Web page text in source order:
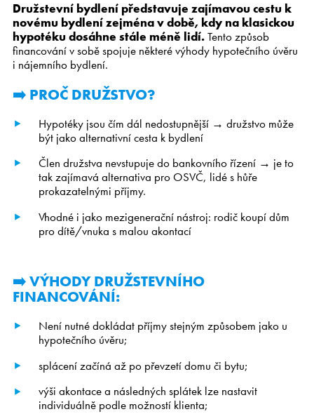
Chci prodat nemovitost
Kontakt
Kariéra
EN
Družstevní bydlení představuje zajímavou cestu k
novému bydlení zejména v době, kdy na klasickou
hypotéku dosáhne stále méně lidí.Tento způsob
financování v sobě spojuje některé výhody hypotečního úvěru
i nájemního bydlení.
➡️ PROČ DRUŽSTVO?
Hypotéky jsou čím dál nedostupnější → družstvo může
být jako alternativní cesta k bydlení
Člen družstva nevstupuje do bankovního řízení → je to
tak zajímavá alternativa pro OSVČ, lidé s hůře
prokazatelnými příjmy.
Vhodné i jako mezigenerační nástroj: rodič koupí dům
pro dítě/vnuka s malou akontací
➡️ VÝHODY DRUŽSTEVNÍHO
FINANCOVÁNÍ:
Není nutné dokládat příjmy stejným způsobem jako u
hypotečního úvěru;
splácení začíná až po převzetí domu či bytu;
výši akontace a následných splátek lze nastavit
individuálně podle možností klienta;